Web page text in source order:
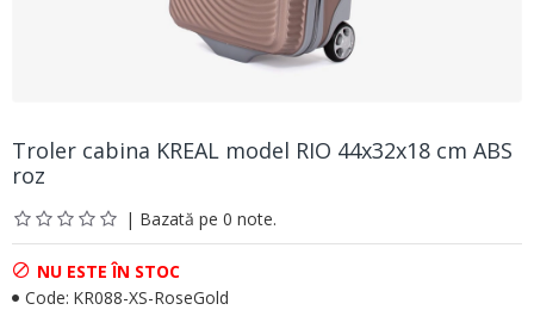
Troler cabina KREAL model RIO 44x32x18 cm ABS
roz
| Bazată pe 0 note.
NU ESTE ÎN STOC
Code: KR088-XS-RoseGold